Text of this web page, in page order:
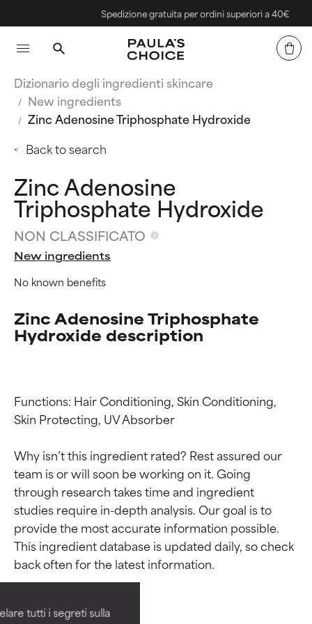
tutti i segreti sulla
Spedizione gratuita per ordini superiori a 40€
Dizionario degli ingredienti skincare
New ingredients
Zinc Adenosine Triphosphate Hydroxide
Back to search
Zinc Adenosine
Triphosphate Hydroxide
NON CLASSIFICATO
New ingredients
No known benefits
Zinc Adenosine Triphosphate
Hydroxide description
Functions: Hair Conditioning, Skin Conditioning,
Skin Protecting, UV Absorber
Why isn’t this ingredient rated? Rest assured our
team is or will soon be working on it. Going
through research takes time and ingredient
studies require in-depth analysis. Our goal is to
provide the most accurate information possible.
This ingredient database is updated daily, so check
Valutazione degli
ingredienti
Comprovati e sostenuti da studi
Valutazione degli
ingredienti
Comprovati e sostenuti da studi